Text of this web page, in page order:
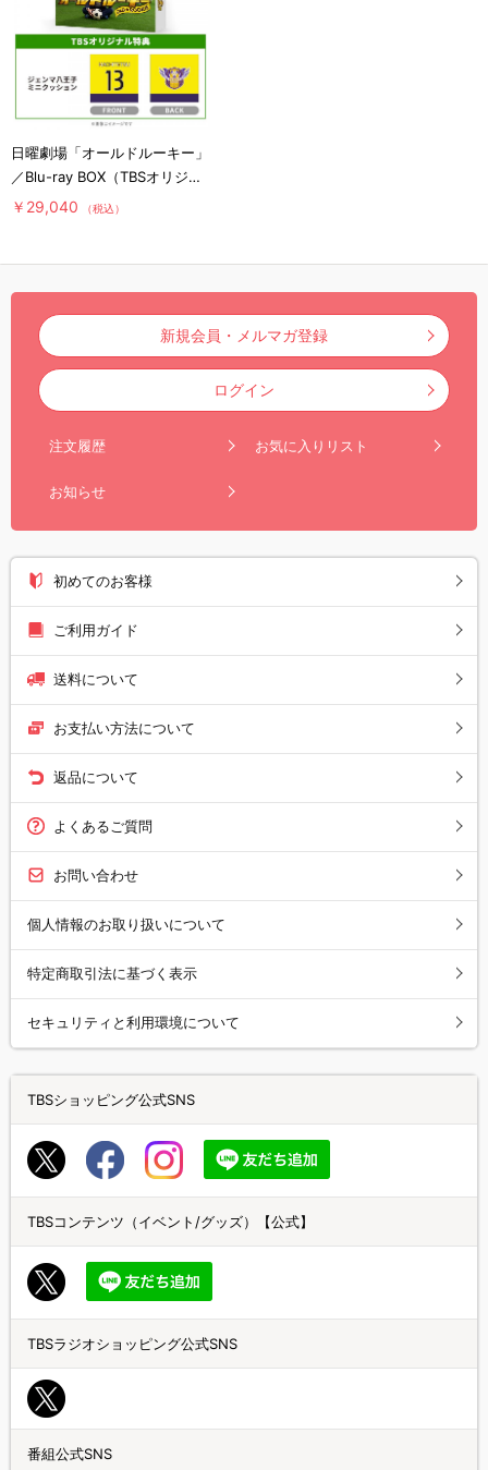
日曜劇場「オールドルーキー」
／Blu-ray BOX（TBSオリジナ
ル特典付き・送料無料・4枚
￥29,040 （税込）
新規会員・メルマガ登録
ログイン
注文履歴 お気に入りリスト
お知らせ
初めてのお客様
ご利用ガイド
送料について
お支払い方法について
返品について
よくあるご質問
お問い合わせ
個人情報のお取り扱いについて
特定商取引法に基づく表示
セキュリティと利用環境について
TBSショッピング公式SNS
TBSコンテンツ（イベント/グッズ）【公式】
TBSラジオショッピング公式SNS
番組公式SNS